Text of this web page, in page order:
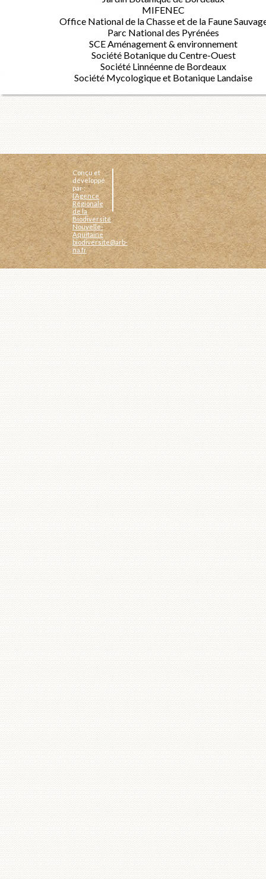
MIFENEC
Office National de la Chasse et de la Faune
Parc National des Pyrénées
SCE Aménagement & environnement
Société Botanique du Centre-Ouest
Société Linnéenne de Bordeaux
Société Mycologique et Botanique Landaise
Conçu et
développé
par :
l’Agence
Régionale
de la
Biodiversité
Nouvelle-
Aquitaine
biodiversite@arb-
na.fr